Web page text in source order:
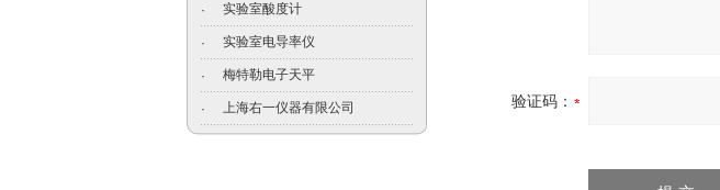
· 实验室酸度计
· 实验室电导率仪
· 梅特勒电子天平
· 上海右一仪器有限公司 验证码：